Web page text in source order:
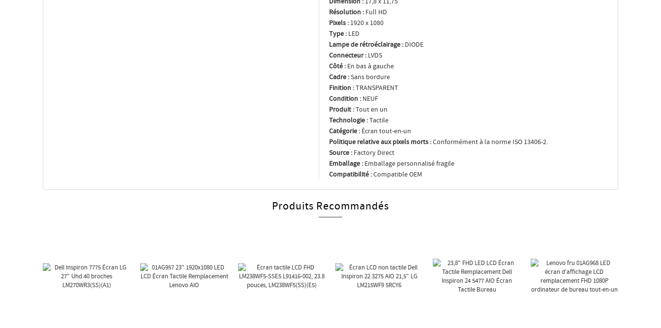
Résolution : Full HD
Pixels : 1920 x 1080
Type : LED
Lampe de rétroéclairage : DIODE
Connecteur : LVDS
Côté : En bas à gauche
Cadre :Sans bordure
Finition :TRANSPARENT
Condition : NEUF
Produit :Tout en un
Technologie :Tactile
Catégorie : Écran tout-en-un
Politique relative aux pixels morts :Conformément à la norme ISO 13406-2.
Source : Factory Direct
Emballage : Emballage personnalisé fragile
Compatibilité :Compatible OEM
Produits Recommandés